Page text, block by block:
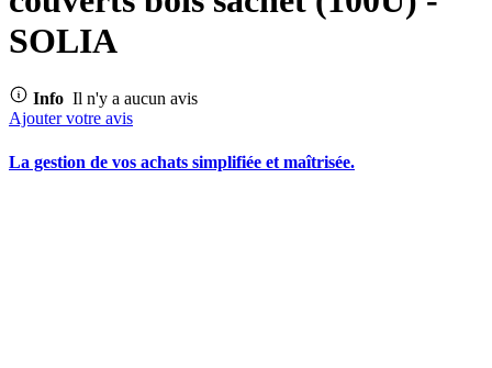
SOLIA
Info Il n'y a aucun avis
Ajouter votre avis
La gestion de vos achats simplifiée et maîtrisée.